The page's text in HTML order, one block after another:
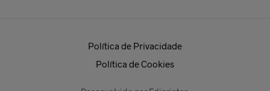
Política de Privacidade
Política de Cookies